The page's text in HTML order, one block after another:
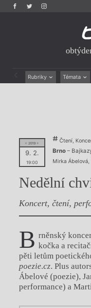
Rubriky Témata
Rozhovory
Dokument
Výroční ceny
= 2019 =
9. 2.
19:00
Čtení,
Brno–
Mirka Ábelová,
Nedělní
Koncert, čtení,
B rněnský
kočka a
pěti letům
poezie.cz. Plus
Ábelové (poezie),
performance) a